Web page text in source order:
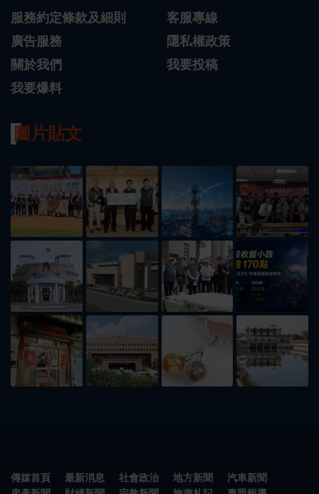
服務約定條款及細則
客服專線
廣告服務
隱私權政策
關於我們
我要投稿
我要爆料
圖片貼文
傳媒首頁 最新消息 社會政治 地方新聞
汽車新聞